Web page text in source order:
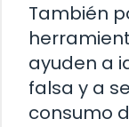
También
ayuden a
falsa y a
consumo